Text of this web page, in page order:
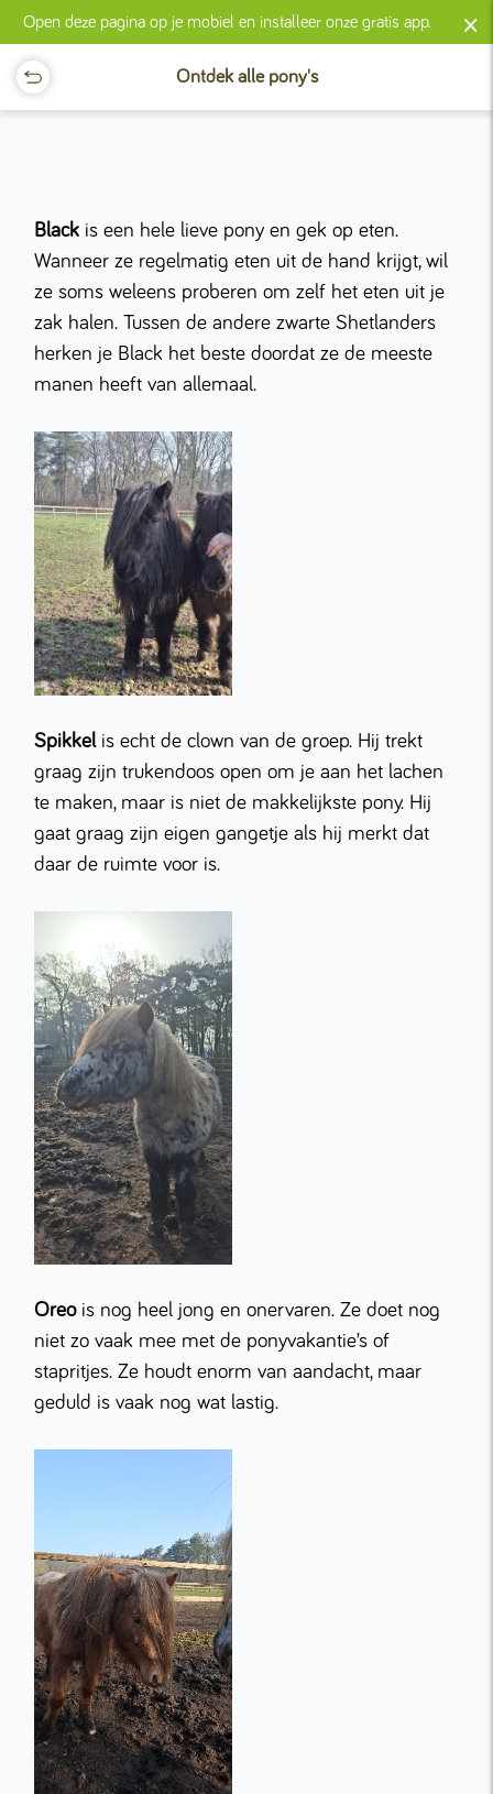
Open deze pagina op je mobiel en installeer onze gratis app. ×
Ontdek alle pony's
Black is een hele lieve pony en gek op eten.
Wanneer ze regelmatig eten uit de hand krijgt, wil
ze soms weleens proberen om zelf het eten uit je
zak halen. Tussen de andere zwarte Shetlanders
herken je Black het beste doordat ze de meeste
manen heeft van allemaal.
Spikkel is echt de clown van de groep. Hij trekt
graag zijn trukendoos open om je aan het lachen
te maken, maar is niet de makkelijkste pony. Hij
gaat graag zijn eigen gangetje als hij merkt dat
daar de ruimte voor is.
Oreois nog heel jong en onervaren. Ze doet nog
niet zo vaak mee met de ponyvakantie’s of
stapritjes. Ze houdt enorm van aandacht, maar
geduld is vaak nog wat lastig.